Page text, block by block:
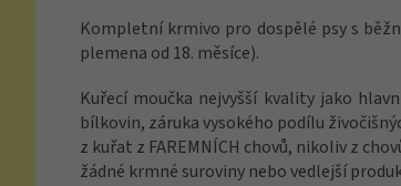
Kompletní krmivo pro dospělé psy s
plemena od 18. měsíce).
Kuřecí moučka nejvyšší kvality jako
bílkovin, záruka vysokého podílu
z kuřat z FAREMNÍCH chovů, nikoliv z
žádné krmné suroviny nebo vedlejší